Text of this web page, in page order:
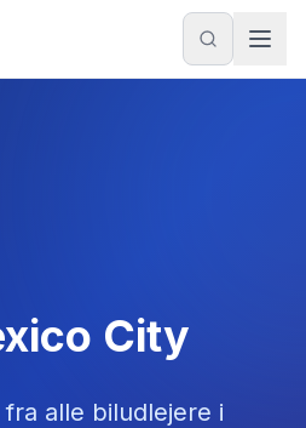
City
alle biludlejere i